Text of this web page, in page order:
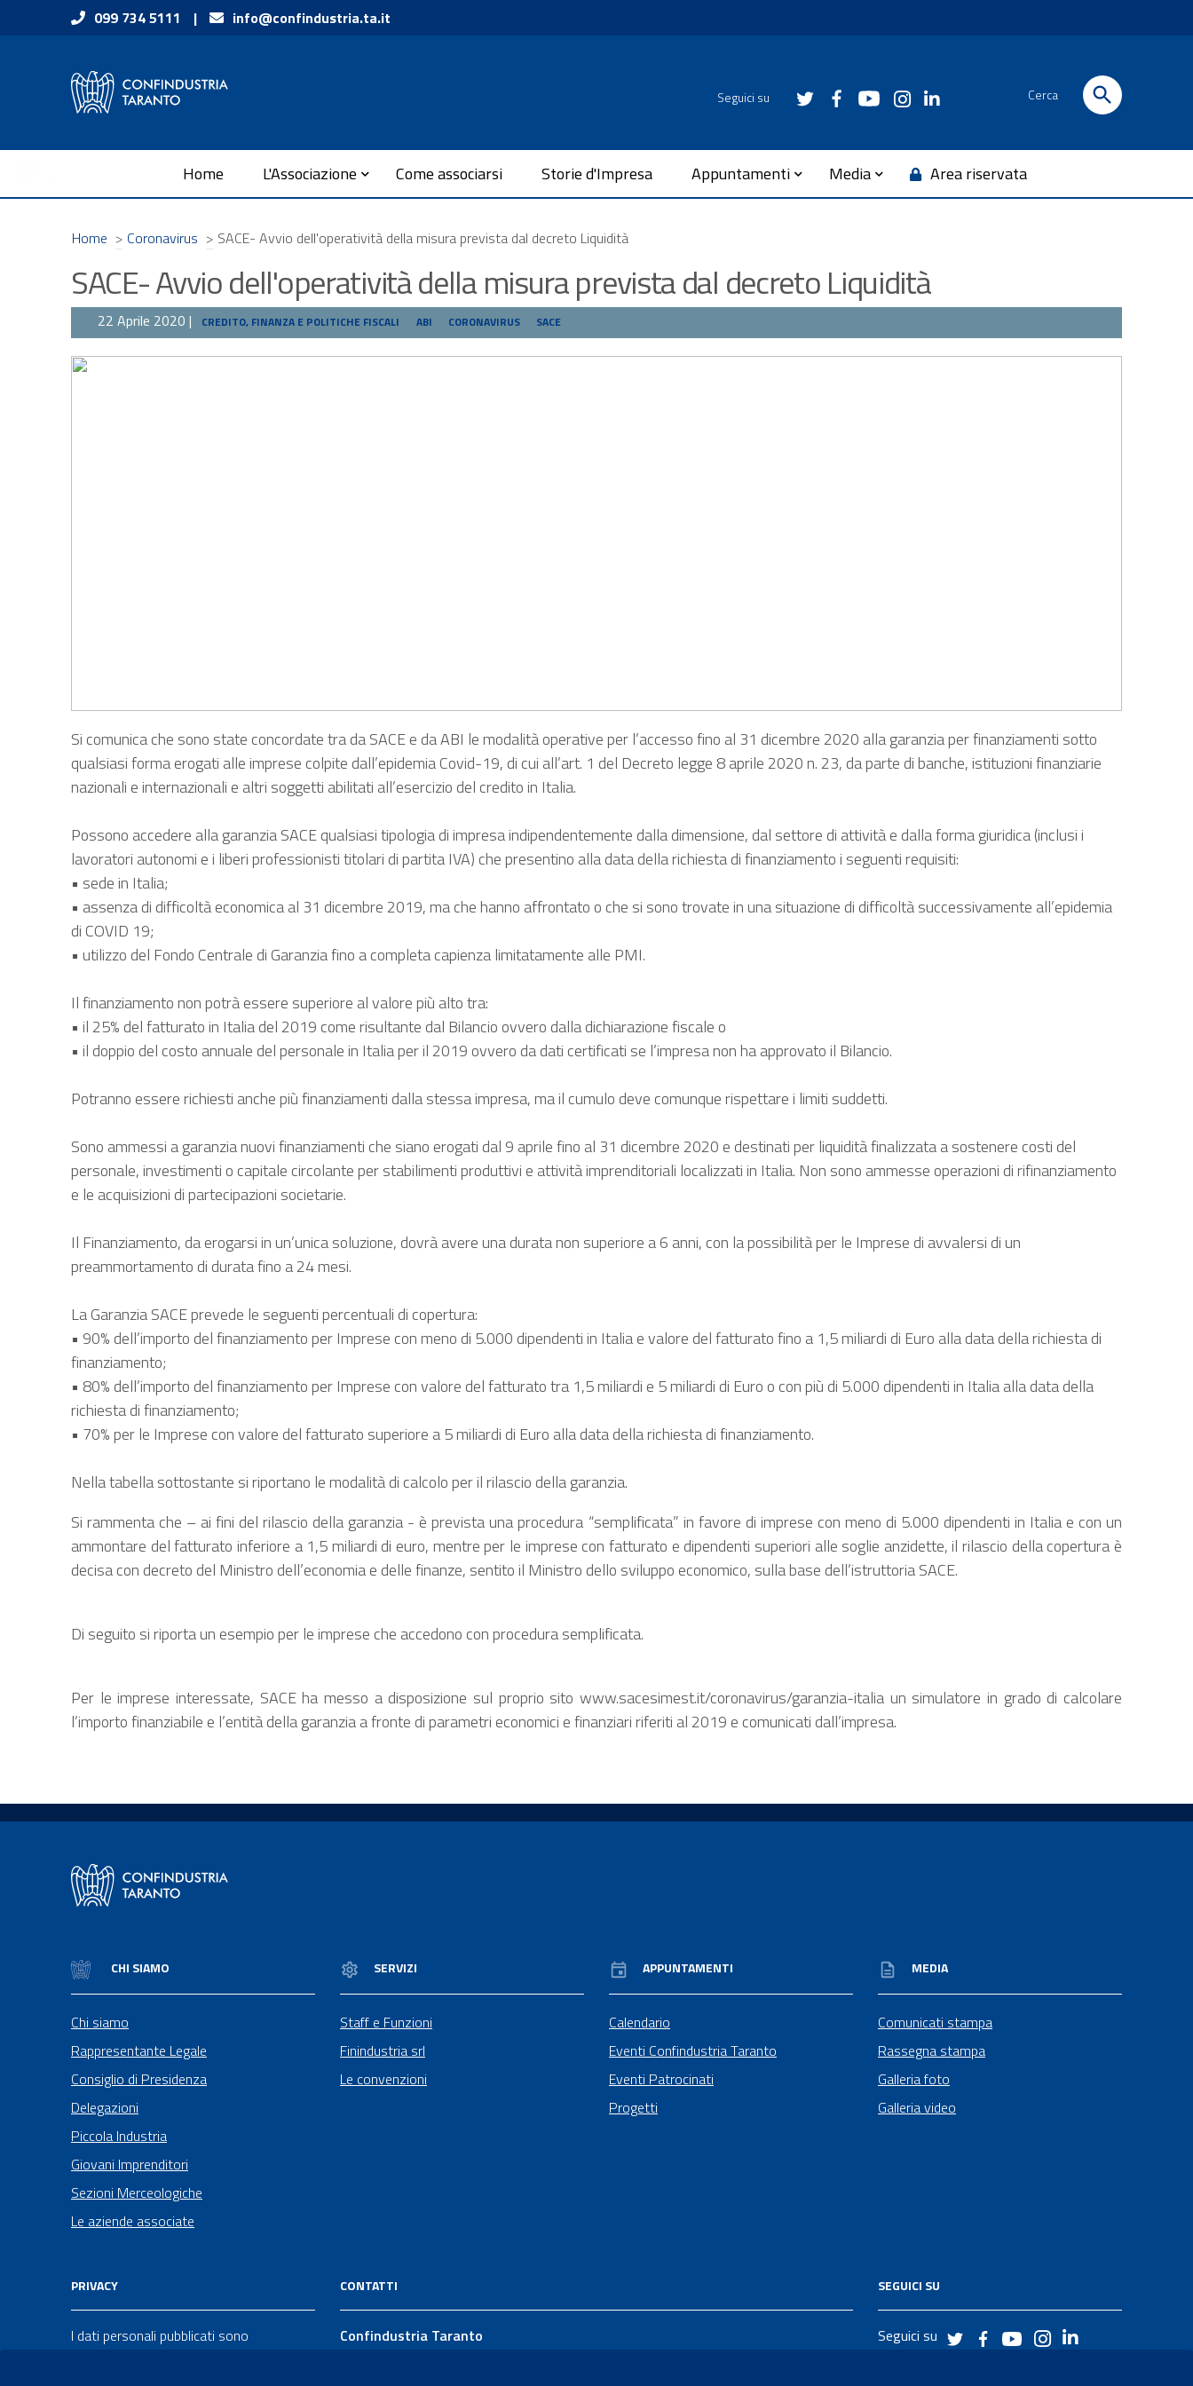
Vai ai contenuti099 734 5111 | info@confindustria.ta.it
Seguici su Cerca
Home L'Associazione Come associarsi Storie d'Impresa Appuntamenti Media Area riservata
Home > Coronavirus > SACE- Avvio dell'operatività della misura prevista dal decreto Liquidità
SACE- Avvio dell'operatività della misura prevista dal decreto Liquidità
22 Aprile 2020 | CREDITO, FINANZA E POLITICHE FISCALI ABI CORONAVIRUS SACE
Si comunica che sono state concordate tra da SACE e da ABI le modalità operative per l’accesso fino al 31 dicembre 2020 alla garanzia per finanziamenti sotto
qualsiasi forma erogati alle imprese colpite dall’epidemia Covid-19, di cui all’art. 1 del Decreto legge 8 aprile 2020 n. 23, da parte di banche, istituzioni finanziarie
nazionali e internazionali e altri soggetti abilitati all’esercizio del credito in Italia.
Possono accedere alla garanzia SACE qualsiasi tipologia di impresa indipendentemente dalla dimensione, dal settore di attività e dalla forma giuridica (inclusi i
lavoratori autonomi e i liberi professionisti titolari di partita IVA) che presentino alla data della richiesta di finanziamento i seguenti requisiti:
• sede in Italia;
• assenza di difficoltà economica al 31 dicembre 2019, ma che hanno affrontato o che si sono trovate in una situazione di difficoltà successivamente all’epidemia
di COVID 19;
• utilizzo del Fondo Centrale di Garanzia fino a completa capienza limitatamente alle PMI.
Il finanziamento non potrà essere superiore al valore più alto tra:
• il 25% del fatturato in Italia del 2019 come risultante dal Bilancio ovvero dalla dichiarazione fiscale o
• il doppio del costo annuale del personale in Italia per il 2019 ovvero da dati certificati se l’impresa non ha approvato il Bilancio.
Potranno essere richiesti anche più finanziamenti dalla stessa impresa, ma il cumulo deve comunque rispettare i limiti suddetti.
Sono ammessi a garanzia nuovi finanziamenti che siano erogati dal 9 aprile fino al 31 dicembre 2020 e destinati per liquidità finalizzata a sostenere costi del
personale, investimenti o capitale circolante per stabilimenti produttivi e attività imprenditoriali localizzati in Italia. Non sono ammesse operazioni di rifinanziamento
e le acquisizioni di partecipazioni societarie.
Il Finanziamento, da erogarsi in un’unica soluzione, dovrà avere una durata non superiore a 6 anni, con la possibilità per le Imprese di avvalersi di un
preammortamento di durata fino a 24 mesi.
La Garanzia SACE prevede le seguenti percentuali di copertura:
• 90% dell’importo del finanziamento per Imprese con meno di 5.000 dipendenti in Italia e valore del fatturato fino a 1,5 miliardi di Euro alla data della richiesta di
finanziamento;
• 80% dell’importo del finanziamento per Imprese con valore del fatturato tra 1,5 miliardi e 5 miliardi di Euro o con più di 5.000 dipendenti in Italia alla data della
richiesta di finanziamento;
• 70% per le Imprese con valore del fatturato superiore a 5 miliardi di Euro alla data della richiesta di finanziamento.
Nella tabella sottostante si riportano le modalità di calcolo per il rilascio della garanzia.
Si rammenta che – ai fini del rilascio della garanzia - è prevista una procedura “semplificata” in favore di imprese con meno di 5.000 dipendenti in Italia e con un
ammontare del fatturato inferiore a 1,5 miliardi di euro, mentre per le imprese con fatturato e dipendenti superiori alle soglie anzidette, il rilascio della copertura è
decisa con decreto del Ministro dell’economia e delle finanze, sentito il Ministro dello sviluppo economico, sulla base dell’istruttoria SACE.
Di seguito si riporta un esempio per le imprese che accedono con procedura semplificata.
Per le imprese interessate, SACE ha messo a disposizione sul proprio sito www.sacesimest.it/coronavirus/garanzia-italia un simulatore in grado di calcolare
l’importo finanziabile e l’entità della garanzia a fronte di parametri economici e finanziari riferiti al 2019 e comunicati dall’impresa.
CHI SIAMO
Chi siamo
Rappresentante Legale
Consiglio di Presidenza
Delegazioni
Piccola Industria
Giovani Imprenditori
Sezioni Merceologiche
Le aziende associate
SERVIZI
Staff e Funzioni
Finindustria srl
Le convenzioni
APPUNTAMENTI
Calendario
Eventi Confindustria Taranto
Eventi Patrocinati
Progetti
MEDIA
Comunicati stampa
Rassegna stampa
Galleria foto
Galleria video
PRIVACY
I dati personali pubblicati sono
CONTATTI
Confindustria Taranto
SEGUICI SU
Seguici su